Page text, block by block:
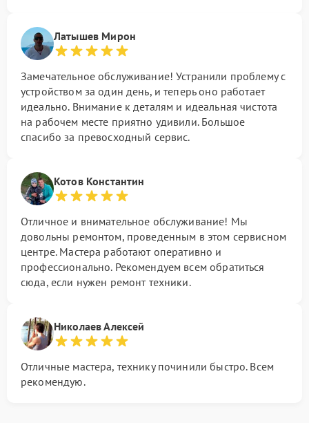
Латышев Мирон
Замечательное обслуживание! Устранили проблему с
устройством за один день, и теперь оно работает
идеально. Внимание к деталям и идеальная чистота
на рабочем месте приятно удивили. Большое
спасибо за превосходный сервис.
Котов Константин
Отличное и внимательное обслуживание! Мы
довольны ремонтом, проведенным в этом сервисном
центре. Мастера работают оперативно и
профессионально. Рекомендуем всем обратиться
сюда, если нужен ремонт техники.
Николаев Алексей
Отличные мастера, технику починили быстро. Всем
рекомендую.